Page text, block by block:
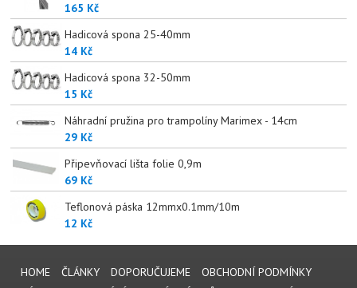
165 Kč
Hadicová spona 25-40mm
14 Kč
Hadicová spona 32-50mm
15 Kč
Náhradní pružina pro trampolíny Marimex - 14cm
29 Kč
Připevňovací lišta folie 0,9m
69 Kč
Teflonová páska 12mmx0.1mm/10m
12 Kč
HOME ČLÁNKY DOPORUČUJEME
OBCHODNÍ PODMÍNKY